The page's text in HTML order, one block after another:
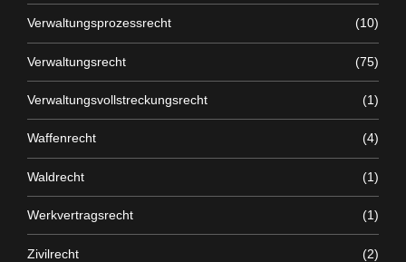
Verwaltungsprozessrecht (10)
Verwaltungsrecht (75)
Verwaltungsvollstreckungsrecht (1)
Waffenrecht (4)
Waldrecht (1)
Werkvertragsrecht (1)
Zivilrecht (2)